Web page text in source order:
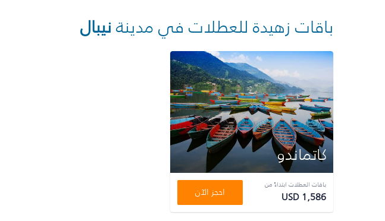
باقات زهيدة للعطلات في مدينةنيبال
كاتماندو
باقات العطلات ابتداءً من
USD 1,586 احجز الآن